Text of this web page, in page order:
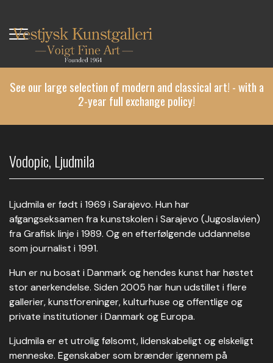
main
content
See our large selection of modern and classical art! - with a
2-year full exchange policy!
Vodopic, Ljudmila
Ljudmila er født i 1969 i Sarajevo. Hun har
afgangseksamen fra kunstskolen i Sarajevo (Jugoslavien)
fra Grafisk linje i 1989. Og en efterfølgende uddannelse
som journalist i 1991.
Hun er nu bosat i Danmark og hendes kunst har høstet
stor anerkendelse. Siden 2005 har hun udstillet i flere
gallerier, kunstforeninger, kulturhuse og offentlige og
private institutioner i Danmark og Europa.
Ljudmila er et utrolig følsomt, lidenskabeligt og elskeligt
menneske. Egenskaber som brænder igennem på